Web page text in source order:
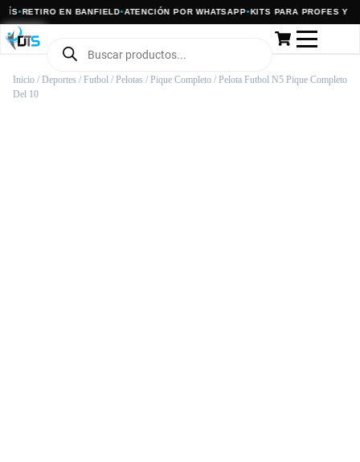
•RETIRO EN BANFIELD•ATENCIÓN POR WHATSAPP•KITS PARA PROFES Y
Inicio / Deportes / Futbol / Pelotas / Pique Completo / Pelota Futbol N5 Pique Completo
Del 10